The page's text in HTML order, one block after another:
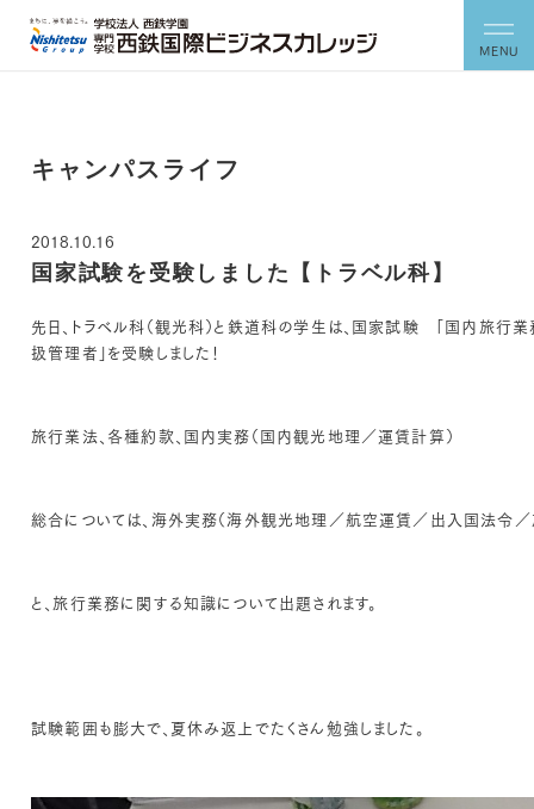
MENU
キャンパスライフ
2018.10.16
国家試験を受験しました【トラベル科】
先日、トラベル科（観光科）と鉄道科の学生は、国家試験 「国内旅行
扱管理者」を受験しました！
旅行業法、各種約款、国内実務（国内観光地理／運賃計算）
総合については、海外実務（海外観光地理／航空運賃／出入国法令／
と、旅行業務に関する知識について出題されます。
試験範囲も膨大で、夏休み返上でたくさん勉強しました。